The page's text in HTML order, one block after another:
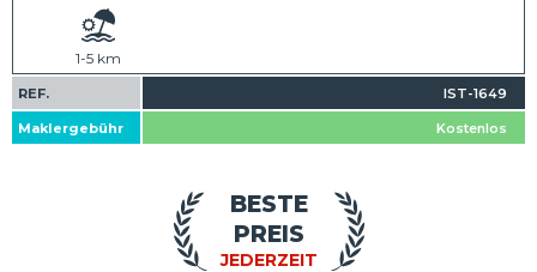
1-5 km
REF. IST-1649
Maklergebühr Kostenlos
JEDERZEIT
BESTE
PREIS